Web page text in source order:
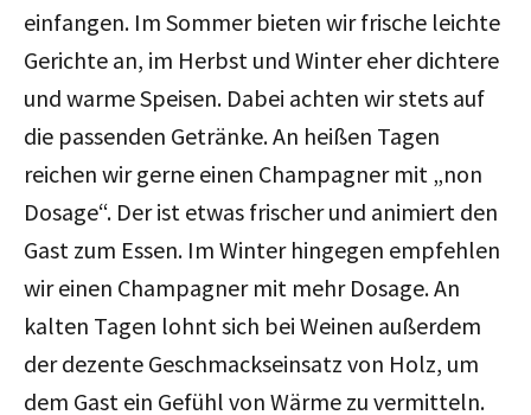
einfangen. Im Sommer bieten wir frische leichte
Gerichte an, im Herbst und Winter eher dichtere
und warme Speisen. Dabei achten wir stets auf
die passenden Getränke. An heißen Tagen
reichen wir gerne einen Champagner mit „non
Dosage“. Der ist etwas frischer und animiert den
Gast zum Essen. Im Winter hingegen empfehlen
wir einen Champagner mit mehr Dosage. An
kalten Tagen lohnt sich bei Weinen außerdem
der dezente Geschmackseinsatz von Holz, um
dem Gast ein Gefühl von Wärme zu vermitteln.